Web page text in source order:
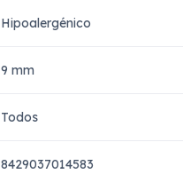
Hipoalergénico
9 mm
Todos
8429037014583